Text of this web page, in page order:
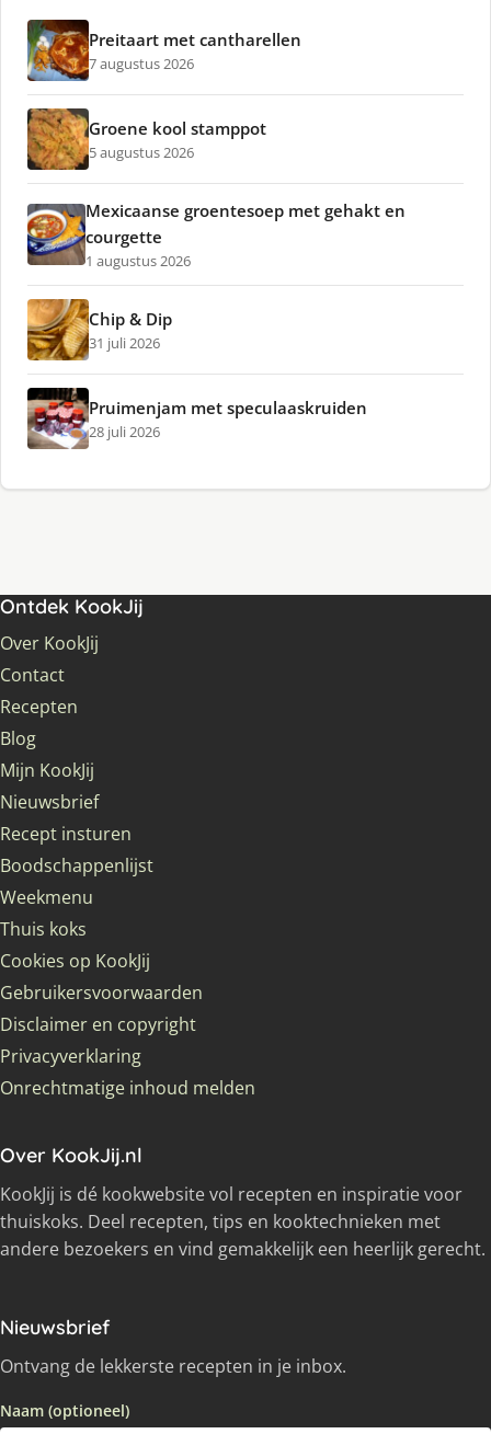
Preitaart met cantharellen
7 augustus 2026
Groene kool stamppot
5 augustus 2026
Mexicaanse groentesoep met gehakt en
courgette
1 augustus 2026
Chip & Dip
31 juli 2026
Pruimenjam met speculaaskruiden
28 juli 2026
Ontdek KookJij
Over KookJij
Contact
Recepten
Blog
Mijn KookJij
Nieuwsbrief
Recept insturen
Boodschappenlijst
Weekmenu
Thuis koks
Cookies op KookJij
Gebruikersvoorwaarden
Disclaimer en copyright
Privacyverklaring
Onrechtmatige inhoud melden
Over KookJij.nl
KookJij is dé kookwebsite vol recepten en inspiratie voor
thuiskoks. Deel recepten, tips en kooktechnieken met
andere bezoekers en vind gemakkelijk een heerlijk gerecht.
Nieuwsbrief
Ontvang de lekkerste recepten in je inbox.
Naam (optioneel)